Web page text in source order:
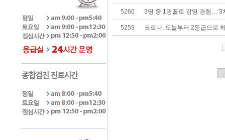
5260 3명 중 1명꼴로 감염 경험…‘3
5259 코로나, 오늘부터 2등급으로